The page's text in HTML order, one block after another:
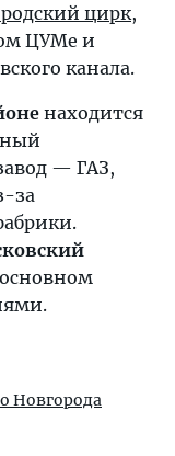
цирк,
ЦУМе и
канала.
находится
— ГАЗ,
за
Новгорода